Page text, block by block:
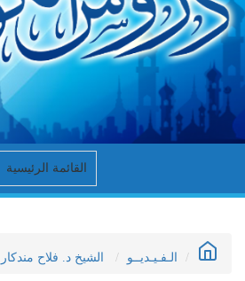
القائمة الرئيسية
الـفـيـديــو الشيخ د. فلاح مندكار